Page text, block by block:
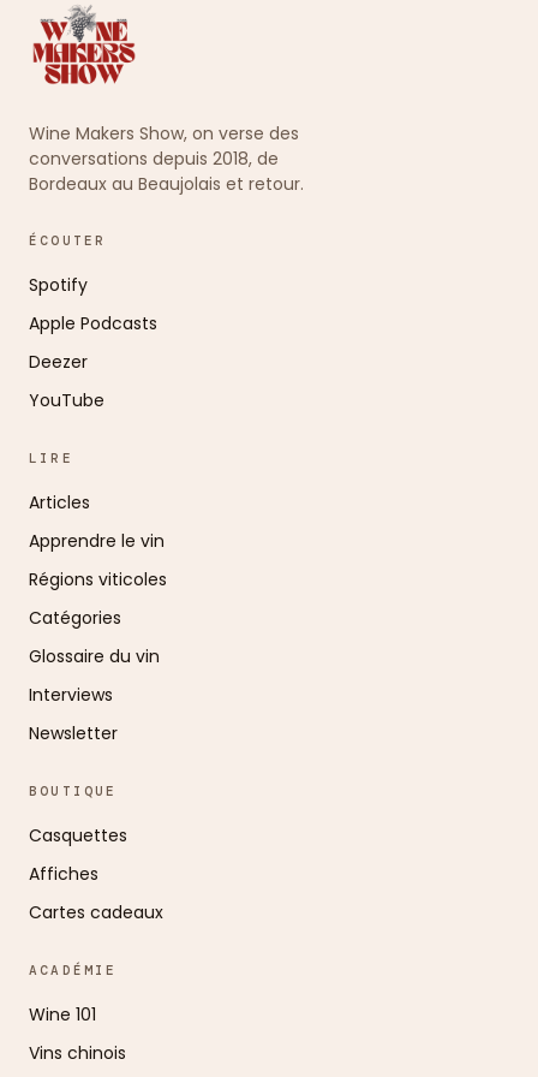
Wine Makers Show, on verse des
conversations depuis 2018, de
Bordeaux au Beaujolais et retour.
ÉCOUTER
Spotify
Apple Podcasts
Deezer
YouTube
LIRE
Articles
Apprendre le vin
Régions viticoles
Catégories
Glossaire du vin
Interviews
Newsletter
BOUTIQUE
Casquettes
Affiches
Cartes cadeaux
ACADÉMIE
Wine 101
Vins chinois